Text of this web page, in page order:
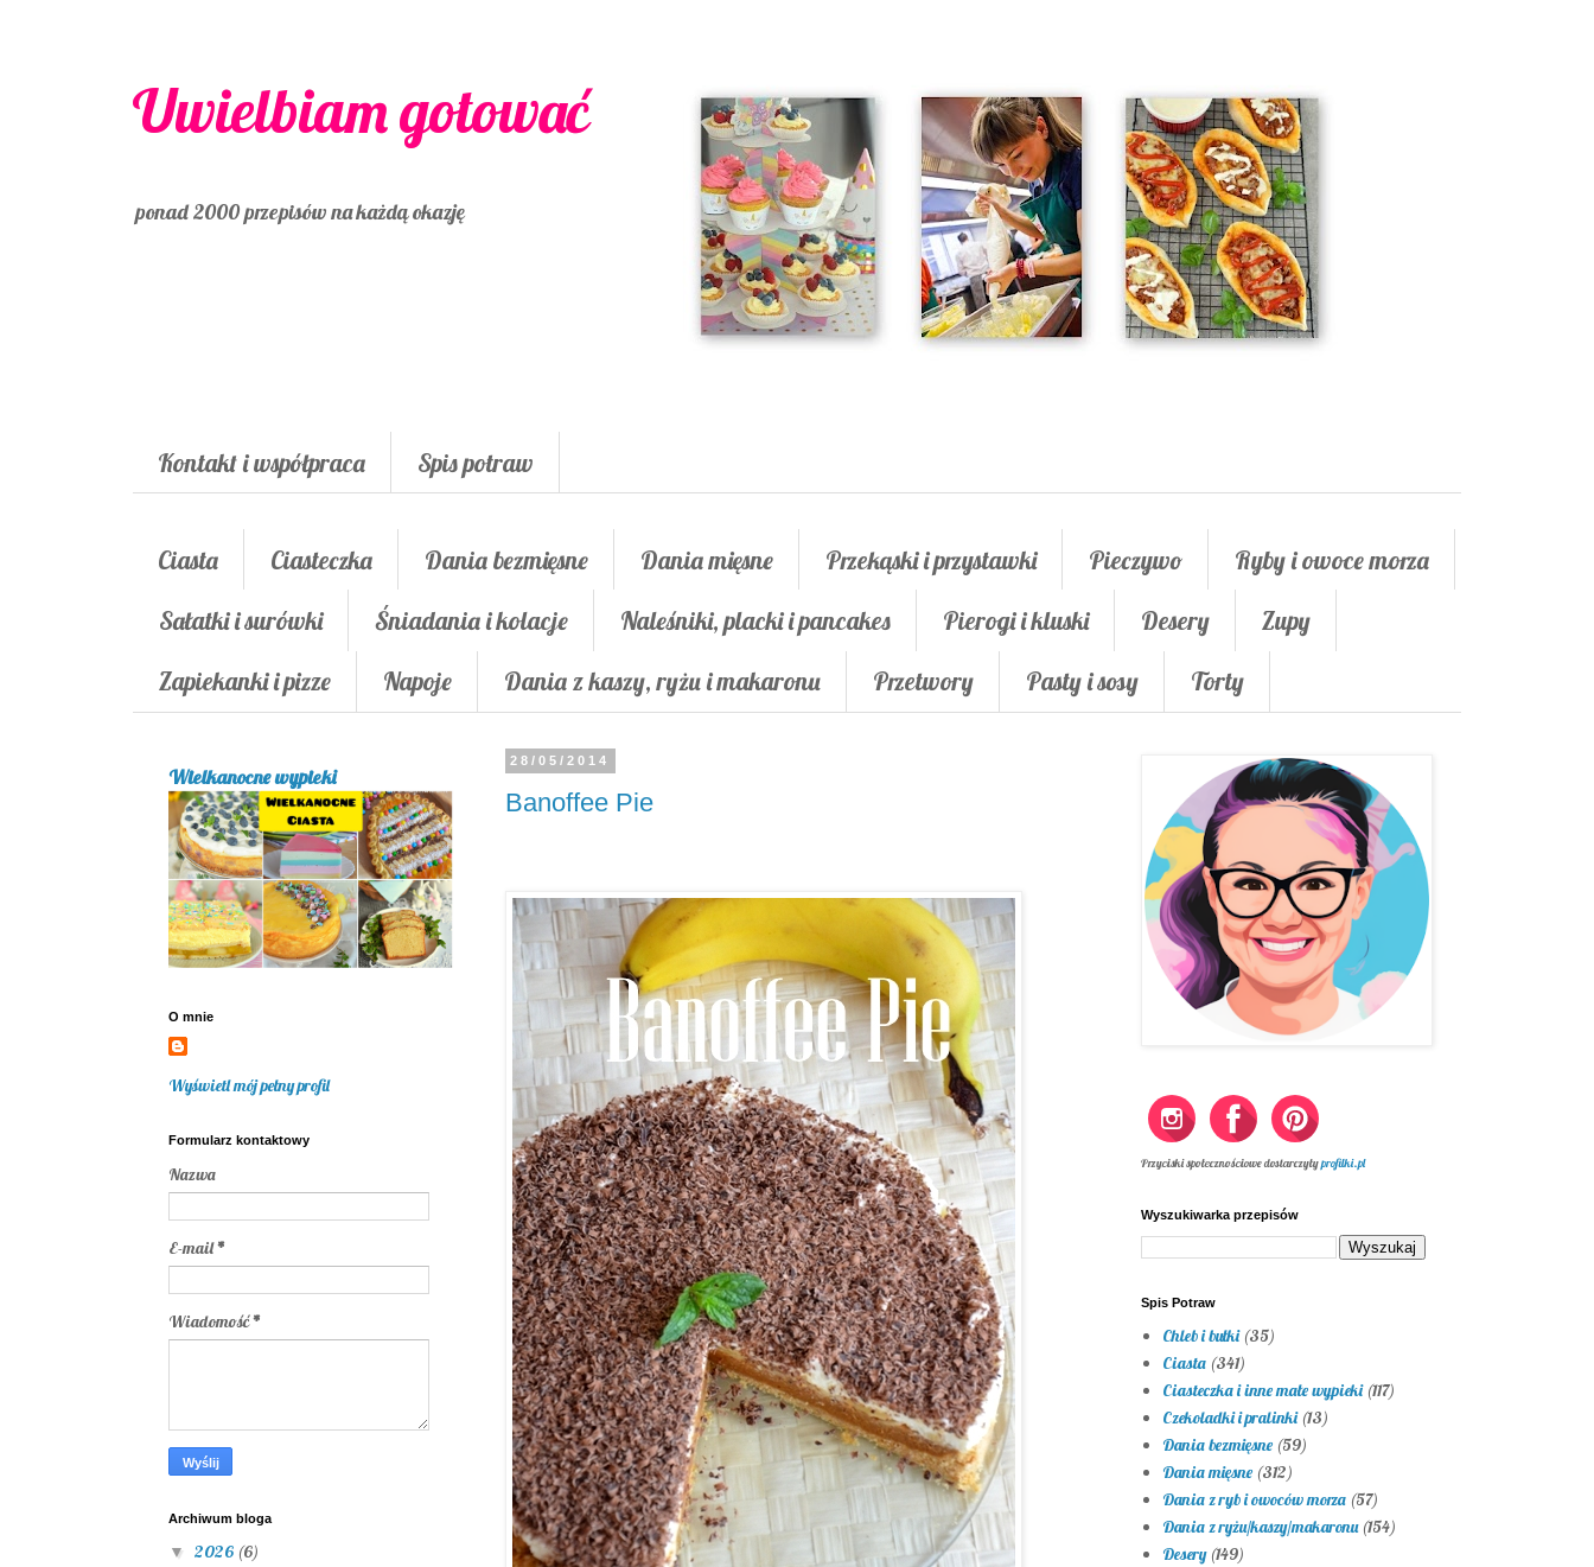
Uwielbiam gotować
ponad 2000 przepisów na każdą okazję
Kontakt i współpraca Spis potraw
Ciasta Ciasteczka Dania bezmięsne Dania mięsne Przekąski i przystawki Pieczywo
Ryby i owoce morza
Sałatki i surówki
Śniadania i kolacje Naleśniki, placki i pancakes Pierogi i kluski Desery
Zupy
Zapiekanki i pizze
Napoje Dania z kaszy, ryżu i makaronu Przetwory Pasty i sosy Torty
28/05/2014
Banoffee Pie
Wielkanocne wypieki
O mnie
Wyświetl mój pełny profil
Formularz kontaktowy
Nazwa
E-mail*
Wiadomość*
Archiwum bloga
▼ 2026 (6)
Przyciski społecznościowe dostarczyłyprofilki.pl
Wyszukiwarka przepisów
Spis Potraw
Chleb i bułki (35)
Ciasta (341)
Ciasteczka i inne małe wypieki (117)
Czekoladki i pralinki (13)
Dania bezmięsne (59)
Dania mięsne (312)
Dania z ryb i owoców morza (57)
Dania z ryżu/kaszy/makaronu (154)
Desery (149)